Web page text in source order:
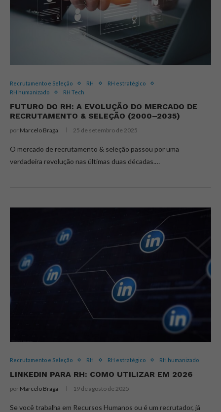
Recrutamento e Seleção RH
RH estratégico
RH humanizado
RH Tech
FUTURO DO RH: A EVOLUÇÃO DO MERCADO DE
RECRUTAMENTO & SELEÇÃO (2000–2035)
por Marcelo Braga 25 de setembro de 2025
O mercado de recrutamento & seleção passou por uma
verdadeira revolução nas últimas duas décadas.…
Recrutamento e Seleção RH RH estratégico RH humanizado
LINKEDIN PARA RH: COMO UTILIZAR EM 2026
por Marcelo Braga 19 de agosto de 2025
Se você trabalha em Recursos Humanos ou é um recrutador, já